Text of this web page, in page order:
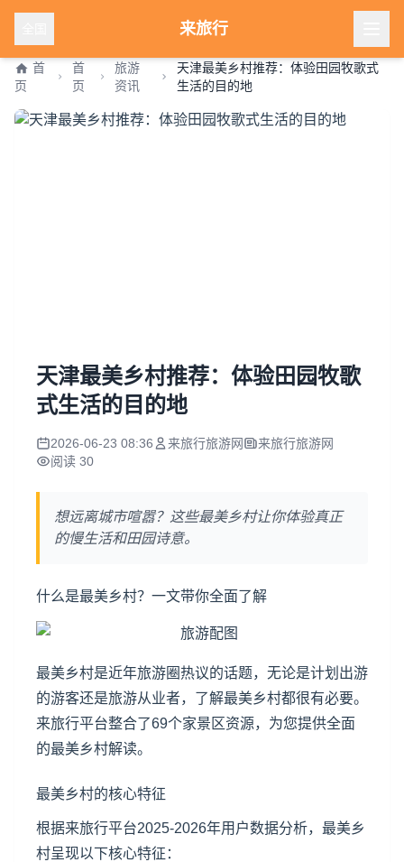
来旅行
首
页
首
页
旅游
资讯
天津最美乡村推荐：体验田园牧歌式
生活的目的地
天津最美乡村推荐：体验田园牧歌
式生活的目的地
2026-06-23 08:36 来旅行旅游网
来旅行旅游网
阅读 30
想远离城市喧嚣？这些最美乡村让你体验真正
的慢生活和田园诗意。
什么是最美乡村？一文带你全面了解
最美乡村是近年旅游圈热议的话题，无论是计划出游
的游客还是旅游从业者，了解最美乡村都很有必要。
来旅行平台整合了69个家景区资源，为您提供全面
的最美乡村解读。
最美乡村的核心特征
根据来旅行平台2025-2026年用户数据分析，最美乡
村呈现以下核心特征：